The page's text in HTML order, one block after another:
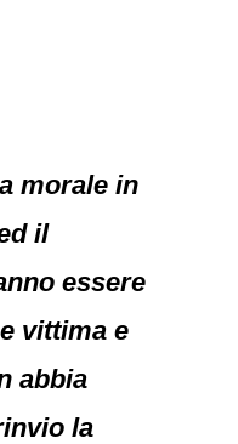
morale in
il
essere
vittima e
abbia
la